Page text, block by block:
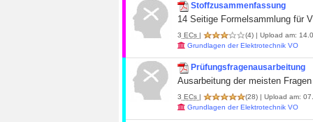
Stoffzusammenfassung
14 Seitige Formelsammlung für
3 ECs | (4) | Upload am:
Grundlagen der Elektrotechnik VO
Prüfungsfragenausarbeitung
Ausarbeitung der meisten
3 ECs | (28) | Upload am:
Grundlagen der Elektrotechnik VO